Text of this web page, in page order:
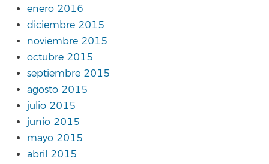
enero 2016
diciembre 2015
noviembre 2015
octubre 2015
septiembre 2015
agosto 2015
julio 2015
junio 2015
mayo 2015
abril 2015